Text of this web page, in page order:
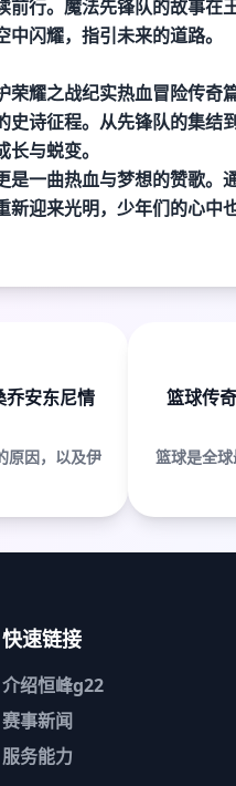
行。魔法先锋队的故事在
闪耀，指引未来的道路。
荣耀之战纪实热血冒险传
史诗征程。从先锋队的集结
与蜕变。
一曲热血与梦想的赞歌。
迎来光明，少年们的心中
乔安东尼情
原因，以及伊
篮球传
篮球是全
快速链接
介绍恒峰g22
赛事新闻
服务能力